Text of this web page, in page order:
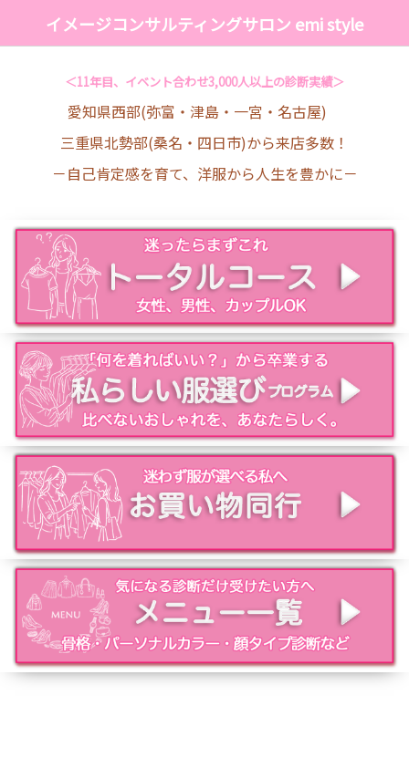
イメージコンサルティングサロン emi style
＜11年目、イベント合わせ3,000人以上の診断実績＞
愛知県西部(弥富・津島・一宮・名古屋)
三重県北勢部(桑名・四日市)から来店多数！
－自己肯定感を育て、洋服から人生を豊かに－